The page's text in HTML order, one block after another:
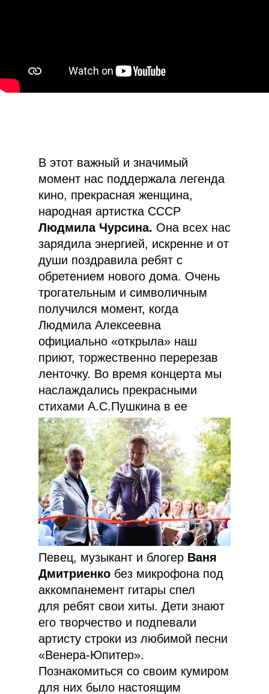
В этот важный и значимый
момент нас поддержала легенда
кино, прекрасная женщина,
народная артистка СССР
Людмила Чурсина. Она всех нас
зарядила энергией, искренне и от
души поздравила ребят с
обретением нового дома. Очень
трогательным и символичным
получился момент, когда
Людмила Алексеевна
официально «открыла» наш
приют, торжественно перерезав
ленточку. Во время концерта мы
наслаждались прекрасными
стихами А.С.Пушкина в ее
исполнении.
Певец, музыкант и блогер Ваня
Дмитриенко без микрофона под
аккомпанемент гитары спел
для ребят свои хиты. Дети знают
его творчество и подпевали
артисту строки из любимой песни
«Венера-Юпитер».
Познакомиться со своим кумиром
для них было настоящим